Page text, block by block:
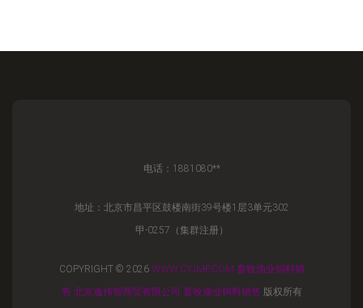
电话：1881080**
地址：北京市昌平区鼓楼南街39号楼1层3单元302
甲-0257（集群注册）
COPYRIGHT © 2026 WWW.CYJMP.COM 畜牧渔业饲料销
售 北京逸伟智商贸有限公司 畜牧渔业饲料销售 版权所有